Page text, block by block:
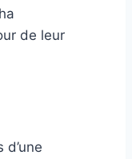
de leur